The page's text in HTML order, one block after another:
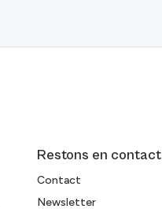
Restons en contact
Contact
Newsletter